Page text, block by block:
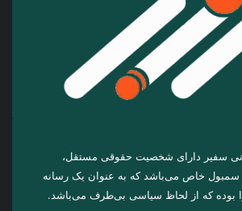
سفیر دارای شخصیت حقوقی مستقل،
سمبول خاص می‌باشد که به عنوان یک رسانه
بوده که از لحاظ سیاسی بی‌طرف می‌باشد.